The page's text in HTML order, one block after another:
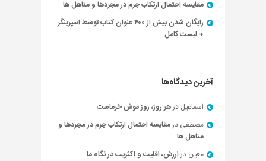
مقایسه احتمال ارتکاب جرم در مجردها و متاهل ها
رایگان شدن بیش از ۴۰۰ عنوان کتاب توسط اسپرینگر
+ لیست کامل
آخرین دیدگاه‌ها
اسماعیل درهر روز، روز موش خرماست
مصطفی درمقایسه احتمال ارتکاب جرم در مجردها و
متاهل ها
معین درارزش، اقلیت و اکثریت در نگاه ما